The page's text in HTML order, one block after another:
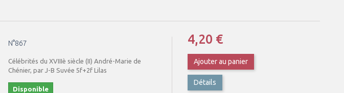
N°867
Célébrités du XVIIIè siècle (II) André-Marie de
Chénier, par J-B Suvée 5f+2f Lilas
Disponible
4,20 €
Ajouter au panier
Détails